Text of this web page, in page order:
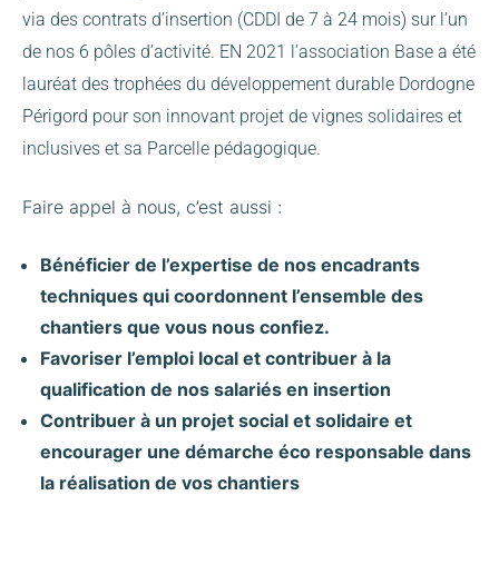
via des contrats d’insertion (CDDI de 7 à 24 mois) sur l’un
de nos 6 pôles d’activité. EN 2021 l’association Base a été
lauréat des trophées du développement durable Dordogne
Périgord pour son innovant projet de vignes solidaires et
inclusives et sa Parcelle pédagogique.
Faire appel à nous, c’est aussi :
Bénéficier de l’expertise de nos encadrants
techniques qui coordonnent l’ensemble des
chantiers que vous nous confiez.
Favoriser l’emploi local et contribuer à la
qualification de nos salariés en insertion
Contribuer à un projet social et solidaire et
encourager une démarche éco responsable dans
la réalisation de vos chantiers